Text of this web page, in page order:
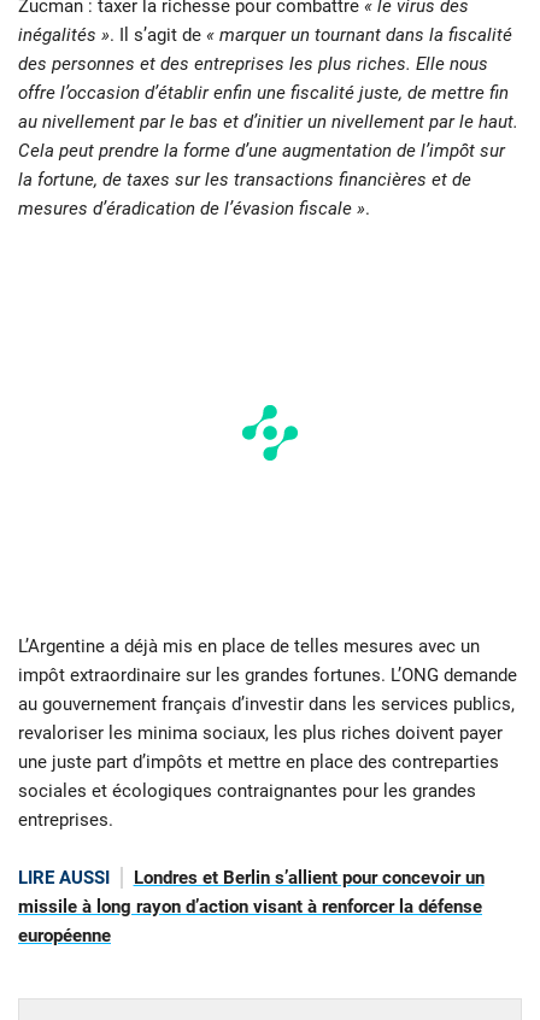
Zucman : taxer la richesse pour combattre « le virus des
inégalités ». Il s’agit de « marquer un tournant dans la fiscalité
des personnes et des entreprises les plus riches. Elle nous
offre l’occasion d’établir enfin une fiscalité juste, de mettre fin
au nivellement par le bas et d’initier un nivellement par le haut.
Cela peut prendre la forme d’une augmentation de l’impôt sur
la fortune, de taxes sur les transactions financières et de
mesures d’éradication de l’évasion fiscale ».
L’Argentine a déjà mis en place de telles mesures avec un
impôt extraordinaire sur les grandes fortunes. L’ONG demande
au gouvernement français d’investir dans les services publics,
revaloriser les minima sociaux, les plus riches doivent payer
une juste part d’impôts et mettre en place des contreparties
sociales et écologiques contraignantes pour les grandes
entreprises.
LIRE AUSSI
Londres et Berlin s’allient pour concevoir un
missile à long rayon d’action visant à renforcer la défense
européenne